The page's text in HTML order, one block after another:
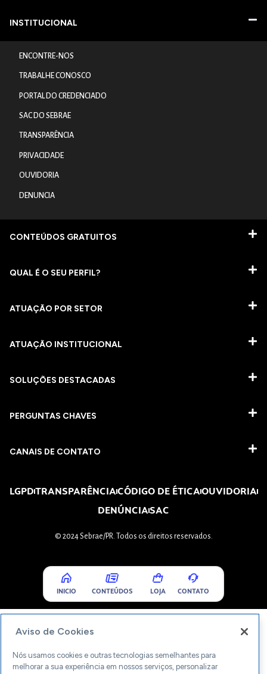
INSTITUCIONAL
ENCONTRE-NOS
TRABALHE CONOSCO
PORTAL DO CREDENCIADO
SAC DO SEBRAE
TRANSPARÊNCIA
PRIVACIDADE
OUVIDORIA
DENUNCIA
CONTEÚDOS GRATUITOS
QUAL É O SEU PERFIL?
ATUAÇÃO POR SETOR
ATUAÇÃO INSTITUCIONAL
SOLUÇÕES DESTACADAS
PERGUNTAS CHAVES​
CANAIS DE CONTATO
LGPDTRANSPARÊNCIACÓDIGO DE ÉTICAOUVIDORIA
DENÚNCIASAC
© 2024 Sebrae/PR. Todos os direitos reservados.
INICIO CONTEÚDOS LOJA CONTATO
Aviso de Cookies
Nós usamos cookies e outras tecnologias semelhantes para
melhorar a sua experiência em nossos serviços, personalizar